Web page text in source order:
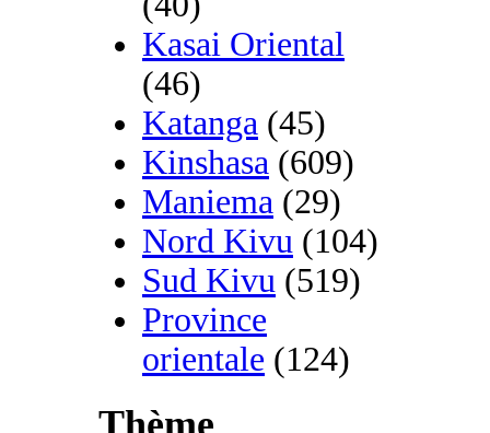
Kasai Oriental
(46)
Katanga (45)
Kinshasa (609)
Maniema (29)
Nord Kivu (104)
Sud Kivu (519)
Province
orientale (124)